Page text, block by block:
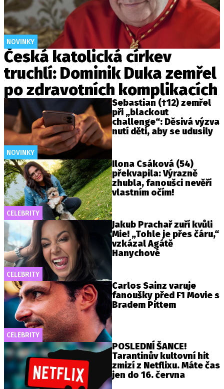
NOVINKY
Česká katolická církev
truchlí: Dominik Duka zemřel
po zdravotních komplikacích
NOVINKY
Sebastian (†12) zemřel
při „blackout
challenge“: Děsivá výzva
nutí děti, aby se udusily
CELEBRITY
Ilona Csáková (54)
překvapila: Výrazně
zhubla, fanoušci nevěří
vlastním očím!
CELEBRITY
Jakub Prachař zuří kvůli
Mie! „Tohle je přes čáru,“
vzkázal Agátě
Hanychové
CELEBRITY
Carlos Sainz varuje
fanoušky před F1 Movie s
Bradem Pittem
POSLEDNÍ ŠANCE!
Tarantinův kultovní hit
zmizí z Netflixu. Máte čas
jen do 16. června